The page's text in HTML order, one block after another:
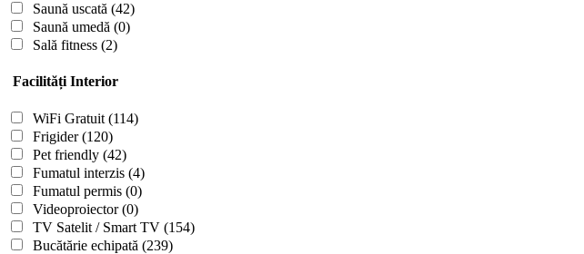
Saună uscată (42)
Saună umedă (0)
Sală fitness (2)
Facilități Interior
WiFi Gratuit (114)
Frigider(120)
Pet friendly (42)
Fumatul interzis (4)
Fumatul permis (0)
Videoproiector(0)
TV Satelit / Smart TV (154)
Bucătărie echipată (239)